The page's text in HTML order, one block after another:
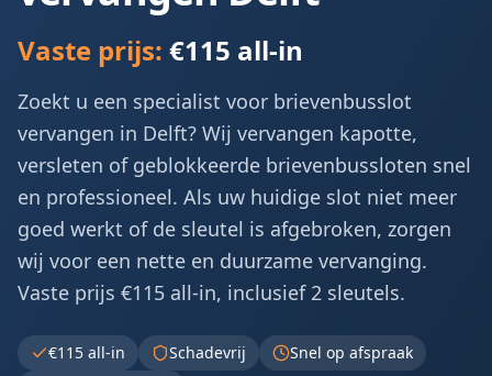
Vaste prijs: €115 all-in
Zoekt u een specialist voor brievenbusslot
vervangen in Delft? Wij vervangen kapotte,
versleten of geblokkeerde brievenbussloten snel
en professioneel. Als uw huidige slot niet meer
goed werkt of de sleutel is afgebroken, zorgen
wij voor een nette en duurzame vervanging.
Vaste prijs €115 all-in, inclusief 2 sleutels.
€115 all-in Schadevrij
Snel op afspraak